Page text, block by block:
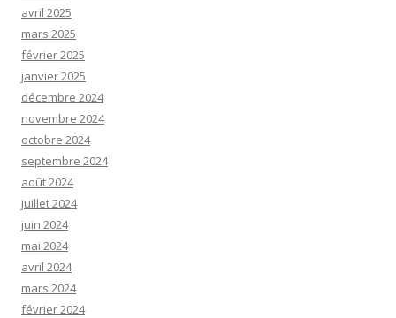
avril 2025
mars 2025
février 2025
janvier 2025
décembre 2024
novembre 2024
octobre 2024
septembre 2024
août 2024
juillet 2024
juin 2024
mai 2024
avril 2024
mars 2024
février 2024